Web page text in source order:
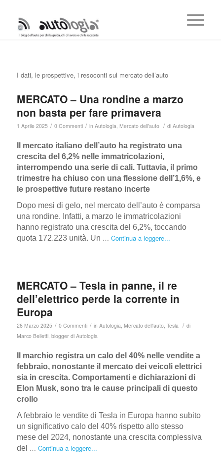
I dati, le prospettive, i resoconti sul mercato dell’auto
MERCATO – Una rondine a marzo
non basta per fare primavera
1 Aprile 2025 / 0 Commenti / in Autologia, Mercato dell'auto / di Autologia
Il mercato italiano dell’auto ha registrato una
crescita del 6,2% nelle immatricolazioni,
interrompendo una serie di cali. Tuttavia, il primo
trimestre ha chiuso con una flessione dell’1,6%, e
le prospettive future restano incerte
Dopo mesi di gelo, nel mercato dell’auto è comparsa
una rondine. Infatti, a marzo le immatricolazioni
hanno registrato una crescita del 6,2%, toccando
quota 172.223 unità. Un … Continua a leggere...
MERCATO – Tesla in panne, il re
dell’elettrico perde la corrente in
Europa
26 Marzo 2025 / 0 Commenti / in Autologia, Mercato dell'auto, Tesla / di
Marco Belletti, blogger di Autologia
Il marchio registra un calo del 40% nelle vendite a
febbraio, nonostante il mercato dei veicoli elettrici
sia in crescita. Comportamenti e dichiarazioni di
Elon Musk, sono tra le cause principali di questo
crollo
A febbraio le vendite di Tesla in Europa hanno subito
un significativo calo del 40% rispetto allo stesso
mese del 2024, nonostante una crescita complessiva
del … Continua a leggere...